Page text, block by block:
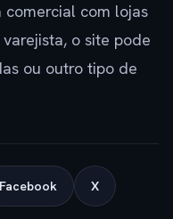
comercial com lojas
o site pode
ou outro tipo de
Facebook X